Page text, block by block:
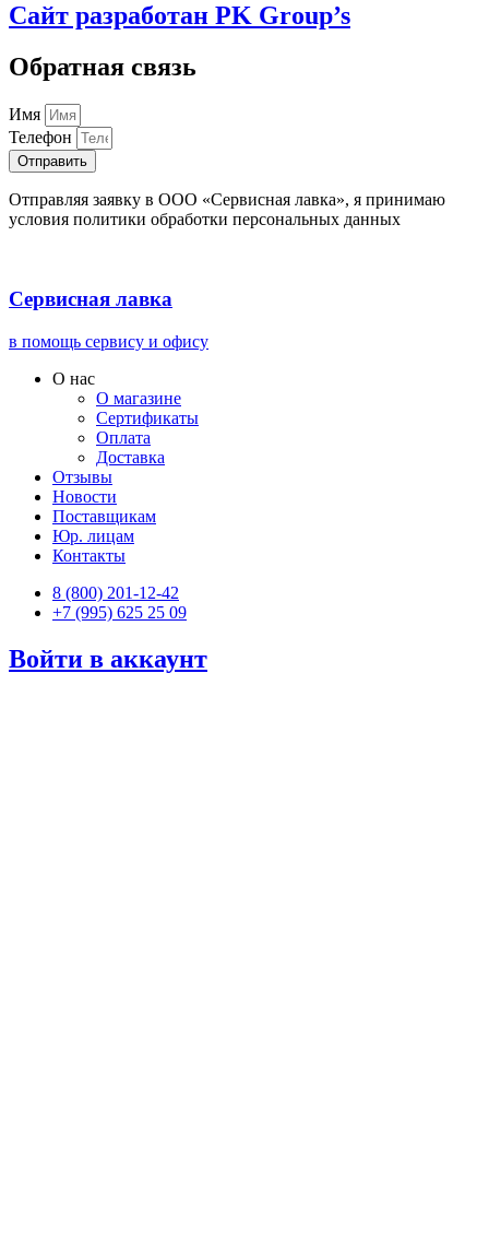
Сайт разработан PK Group’s
Обратная связь
Имя
Телефон
Отправить
Отправляя заявку в ООО «Сервисная лавка», я принимаю
условия политики обработки персональных данных
Сервисная лавка
в помощь сервису и офису
О нас
О магазине
Сертификаты
Оплата
Доставка
Отзывы
Новости
Поставщикам
Юр. лицам
Контакты
8 (800) 201-12-42
+7 (995) 625 25 09
Войти в аккаунт